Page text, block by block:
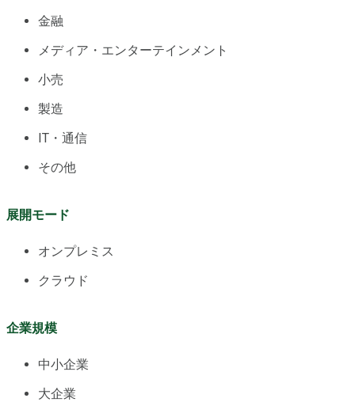
金融
メディア・エンターテインメント
小売
製造
IT・通信
その他
展開モード
オンプレミス
クラウド
企業規模
中小企業
大企業